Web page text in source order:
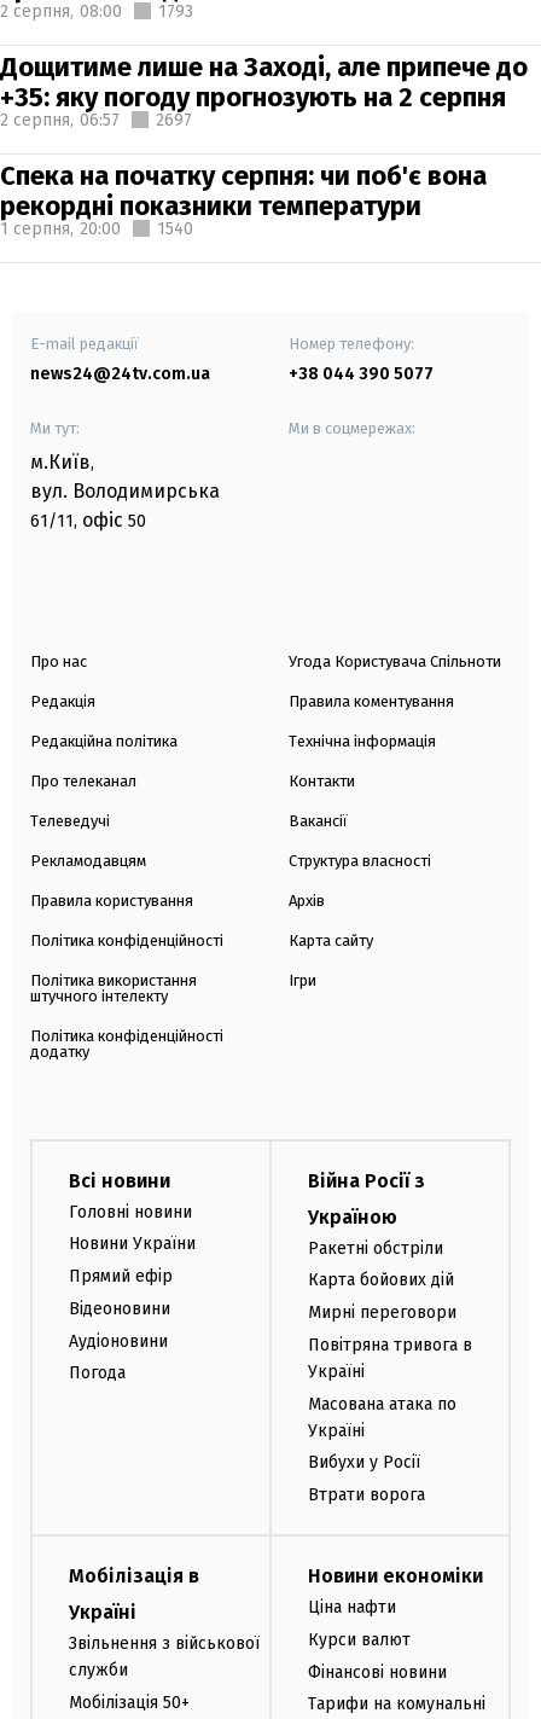
2 серпня, 08:00 1793
Дощитиме лише на Заході, але припече до
+35: яку погоду прогнозують на 2 серпня
2 серпня, 06:57 2697
Спека на початку серпня: чи поб'є вона
рекордні показники температури
1 серпня, 20:00 1540
E-mail редакції
news24@24tv.com.ua
Номер телефону:
+38 044 390 5077
Ми тут:
м.Київ,
вул. Володимирська
61/11, офіс 50
Ми в соцмережах:
Про нас
Редакція
Редакційна політика
Про телеканал
Телеведучі
Рекламодавцям
Правила користування
Політика конфіденційності
Політика використання
штучного інтелекту
Політика конфіденційності
додатку
Угода Користувача Спільноти
Правила коментування
Технічна інформація
Контакти
Вакансії
Структура власності
Архів
Карта сайту
Ігри
Всі новини
Головні новини
Новини України
Прямий ефір
Відеоновини
Аудіоновини
Погода
Війна Росії з
Україною
Ракетні обстріли
Карта бойових дій
Мирні переговори
Повітряна тривога в
Україні
Масована атака по
Україні
Вибухи у Росії
Втрати ворога
Мобілізація в
Україні
Звільнення з військової
служби
Мобілізація 50+
Новини економіки
Ціна нафти
Курси валют
Фінансові новини
Тарифи на комунальні